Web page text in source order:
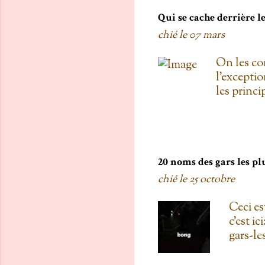
pas de
as
qu'au
de
carré! 3.
Qui se cache derrière
chié le07 mars
On les
les
la loi )
Home
Joué
Monica
20 noms des gars les
chié le25 octobre
Ceci
c'est
gars-